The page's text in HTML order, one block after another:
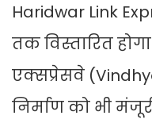
Haridwar Link
तक विस्तारित
एक्सप्रेसवे
निर्माण को भी